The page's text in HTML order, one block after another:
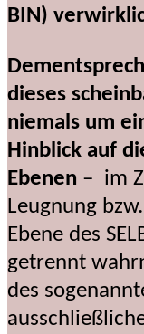
BIN)
dieses
niemals um
Hinblick auf
Ebenen – im
Leugnung
Ebene des
getrennt
des